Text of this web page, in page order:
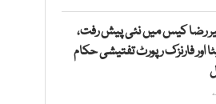
رضا کیس میں نئی پیش رفت،
اور فارنزک رپورٹ تفتیشی حکام